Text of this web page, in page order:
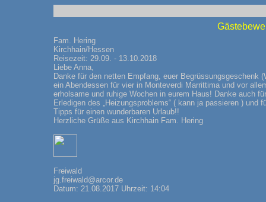
Fam. Hering
Kirchhain/Hessen
Reisezeit: 29.09. - 13.10.2018
Liebe Anna,
Danke für den netten Empfang, euer Begrüssungsgeschenk
ein Abendessen für vier in Monteverdi Marrittima und vor
erholsame und ruhige Wochen in eurem Haus! Danke auch
Erledigen des „Heizungsproblems“ ( kann ja passieren ) und
Tipps für einen wunderbaren Urlaub!!
Herzliche Grüße aus Kirchhain Fam. Hering
Freiwald
jg.freiwald@arcor.de
Datum: 21.08.2017 Uhrzeit: 14:04